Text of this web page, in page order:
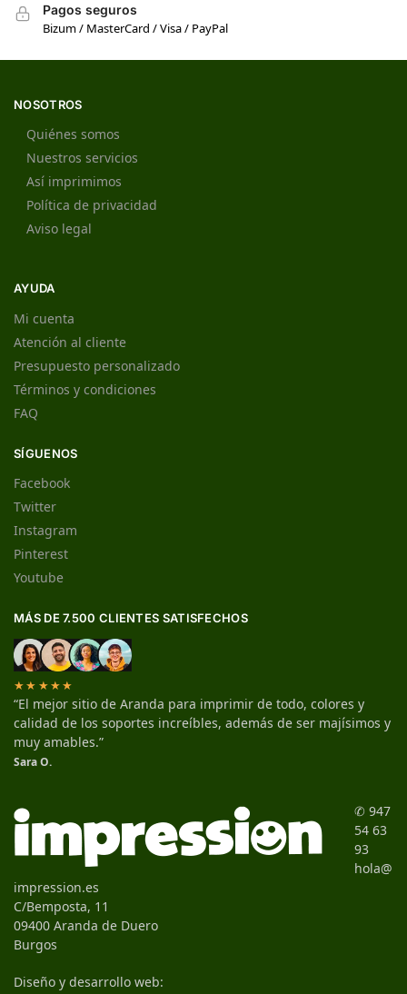
Pagos seguros
Bizum / MasterCard / Visa / PayPal
NOSOTROS
Quiénes somos
Nuestros servicios
Así imprimimos
Política de privacidad
Aviso legal
AYUDA
Mi cuenta
Atención al cliente
Presupuesto personalizado
Términos y condiciones
FAQ
SÍGUENOS
Facebook
Twitter
Instagram
Pinterest
Youtube
MÁS DE 7.500 CLIENTES SATISFECHOS
★★★★★
“El mejor sitio de Aranda para imprimir de todo, colores y
calidad de los soportes increíbles, además de ser majísimos y
muy amables.”
Sara O.
✆ 947
54 63
93
hola@
impression.es
C/Bemposta, 11
09400 Aranda de Duero
Burgos
Diseño y desarrollo web: